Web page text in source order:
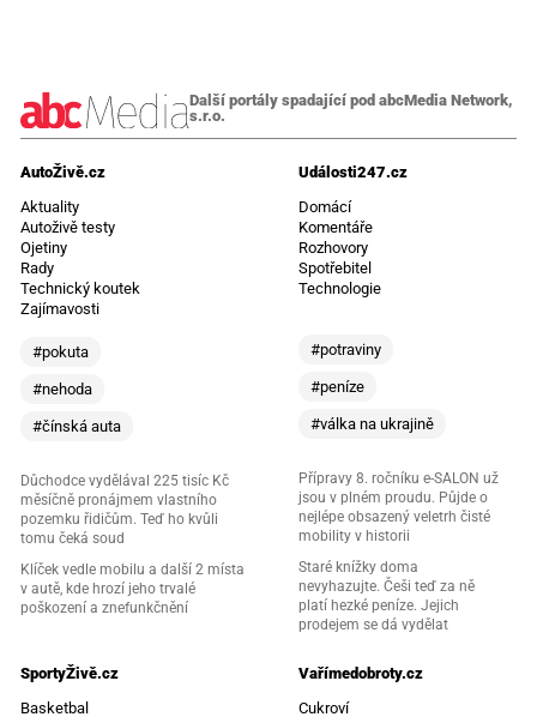
Další portály spadající pod abcMedia Network,
s.r.o.
AutoŽivě.cz
Aktuality
Autoživě testy
Ojetiny
Rady
Technický koutek
Zajímavosti
#pokuta
#nehoda
#čínská auta
Důchodce vydělával 225 tisíc Kč
měsíčně pronájmem vlastního
pozemku řidičům. Teď ho kvůli
tomu čeká soud
Klíček vedle mobilu a další 2 místa
v autě, kde hrozí jeho trvalé
poškození a znefunkčnění
Události247.cz
Domácí
Komentáře
Rozhovory
Spotřebitel
Technologie
#potraviny
#peníze
#válka na ukrajině
Přípravy 8. ročníku e-SALON už
jsou v plném proudu. Půjde o
nejlépe obsazený veletrh čisté
mobility v historii
Staré knížky doma
nevyhazujte. Češi teď za ně
platí hezké peníze. Jejich
prodejem se dá vydělat
SportyŽivě.cz
Basketbal
Vařímedobroty.cz
Cukroví